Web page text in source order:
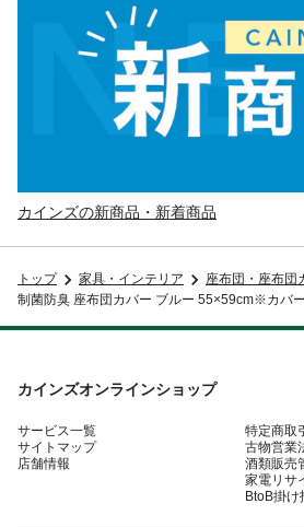
カインズの新商品・新着商品
トップ 家具・インテリア 座布団・座布団
制菌防臭 座布団カバー ブルー 55×59cm※カバ
カインズオンラインショップ
サービス一覧
サイトマップ
店舗情報
特定商取
古物営業
酒類販売
家電リサ
BtoB掛け